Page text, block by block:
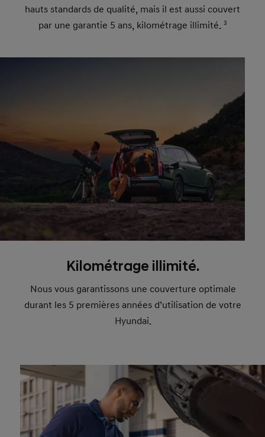
hauts standards de qualité, mais il est aussi couvert
par une garantie 5 ans, kilométrage illimité. 3
Kilométrage illimité.
Nous vous garantissons une couverture optimale
durant les 5 premières années d’utilisation de votre
Hyundai.